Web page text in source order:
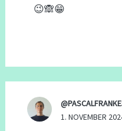
😉🙈😁
1. NOVEMBER